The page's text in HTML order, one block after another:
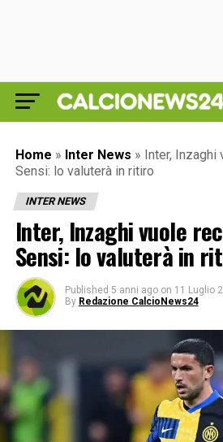
Home » Inter News » Inter, Inzaghi
Sensi: lo valuterà in ritiro
INTER NEWS
Inter, Inzaghi vuole
Sensi: lo valuterà in
Published 5 anni ago on 11 Luglio
By Redazione CalcioNews24